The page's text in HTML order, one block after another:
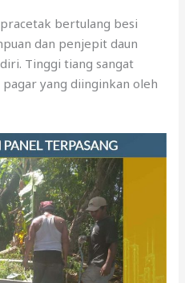
bertulang besi
dan penjepit daun
Tinggi tiang sangat
yang diinginkan oleh